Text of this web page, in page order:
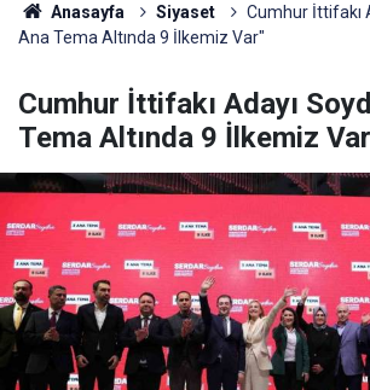
Anasayfa Siyaset
Cumhur İttifakı
Ana Tema Altında 9 İlkemiz Var"
Cumhur İttifakı Adayı
Tema Altında 9 İlkemiz